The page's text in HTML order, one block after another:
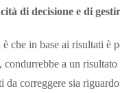
di decisione e di
che in base ai risultati è
condurrebbe a un
da correggere sia